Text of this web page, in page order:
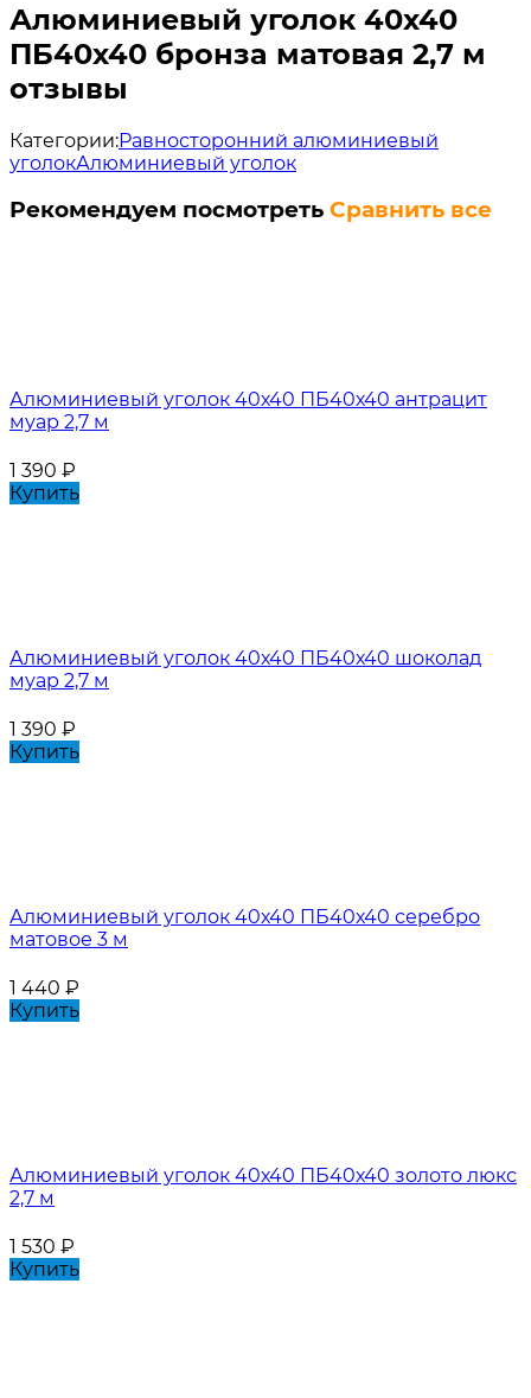
Алюминиевый уголок 40х40
ПБ40х40 бронза матовая 2,7 м
отзывы
Категории:Равносторонний алюминиевый
уголокАлюминиевый уголок
Рекомендуем посмотреть Сравнить все
Алюминиевый уголок 40х40 ПБ40х40 антрацит
муар 2,7 м
1 390 ₽
Купить
Алюминиевый уголок 40х40 ПБ40х40 шоколад
муар 2,7 м
1 390 ₽
Купить
Алюминиевый уголок 40х40 ПБ40х40 серебро
матовое 3 м
1 440 ₽
Купить
Алюминиевый уголок 40х40 ПБ40х40 золото люкс
2,7 м
1 530 ₽
Купить